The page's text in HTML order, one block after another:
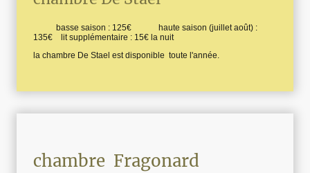
basse saison : 125€ haute saison (juillet août) :
135€ lit supplémentaire : 15€ la nuit
la chambre De Stael est disponible toute l'année.
chambre Fragonard